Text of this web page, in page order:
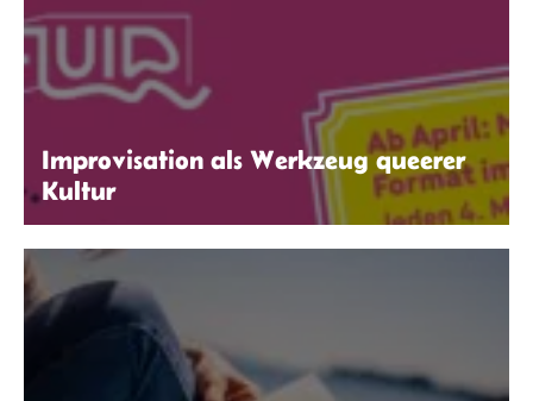
Improvisation als Werkzeug queerer
Kultur